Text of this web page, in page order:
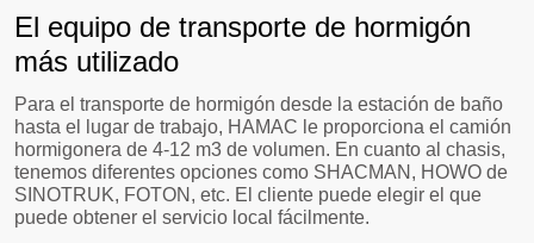
El equipo de transporte de hormigón
más utilizado
Para el transporte de hormigón desde la estación de baño
hasta el lugar de trabajo, HAMAC le proporciona el camión
hormigonera de 4-12 m3 de volumen. En cuanto al chasis,
tenemos diferentes opciones como SHACMAN, HOWO de
SINOTRUK, FOTON, etc. El cliente puede elegir el que
puede obtener el servicio local fácilmente.